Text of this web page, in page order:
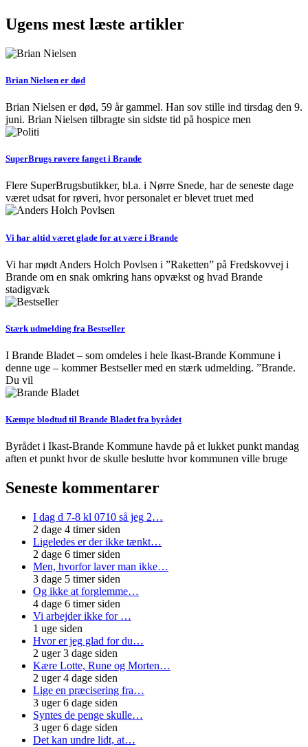
Ugens mest læste artikler
Brian Nielsen er død
Brian Nielsen er død, 59 år gammel. Han sov stille ind tirsdag den 9.
juni. Brian Nielsen tilbragte sin sidste tid på hospice men
SuperBrugs røvere fanget i Brande
Flere SuperBrugsbutikker, bl.a. i Nørre Snede, har de seneste dage
været udsat for røveri, hvor personalet er blevet truet med
Vi har altid været glade for at være i Brande
Vi har mødt Anders Holch Povlsen i ”Raketten” på Fredskovvej i
Brande om en snak omkring hans opvækst og hvad Brande
stadigvæk
Stærk udmelding fra Bestseller
I Brande Bladet – som omdeles i hele Ikast-Brande Kommune i
denne uge – kommer Bestseller med en stærk udmelding. ”Brande.
Du vil
Kæmpe blodtud til Brande Bladet fra byrådet
Byrådet i Ikast-Brande Kommune havde på et lukket punkt mandag
aften et punkt hvor de skulle beslutte hvor kommunen ville bruge
Seneste kommentarer
I dag d 7-8 kl 0710 så jeg 2…
2 dage 4 timer siden
Ligeledes er der ikke tænkt…
2 dage 6 timer siden
Men, hvorfor laver man ikke…
3 dage 5 timer siden
Og ikke at forglemme…
4 dage 6 timer siden
Vi arbejder ikke for …
1 uge siden
Hvor er jeg glad for du…
2 uger 3 dage siden
Kære Lotte, Rune og Morten…
2 uger 4 dage siden
Lige en præcisering fra…
3 uger 6 dage siden
Syntes de penge skulle…
3 uger 6 dage siden
Det kan undre lidt, at…